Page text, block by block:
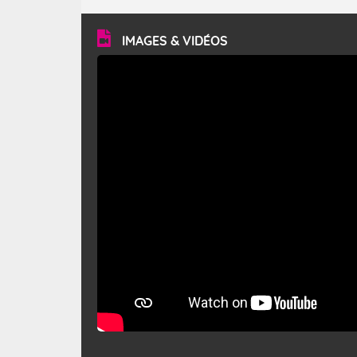
vitesse moyenne de 50 km/h et atteindre 80 à 100 km/h
en rafales, parfois davantage. Il parcourt la basse vallée
du Rhône et la Provence et envahit le littoral
méditerranéen à partir de la Camargue.
IMAGES & VIDÉOS